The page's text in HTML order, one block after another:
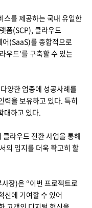
스를 제공하는 국내 유일한
폼(SCP), 클라우드
(SaaS)를 종합적으로
우드'를 구축할 수 있는
양한 업종에 성공사례를
력을 보유하고 있다. 특히
대하고 있다.
라우드 전환 사업을 통해
의 입지를 더욱 확고히 할
장)은 “이번 프로젝트로
신에 기여할 수 있어